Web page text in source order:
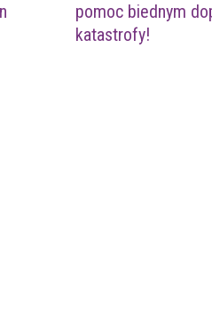
pomoc biednym
katastrofy!